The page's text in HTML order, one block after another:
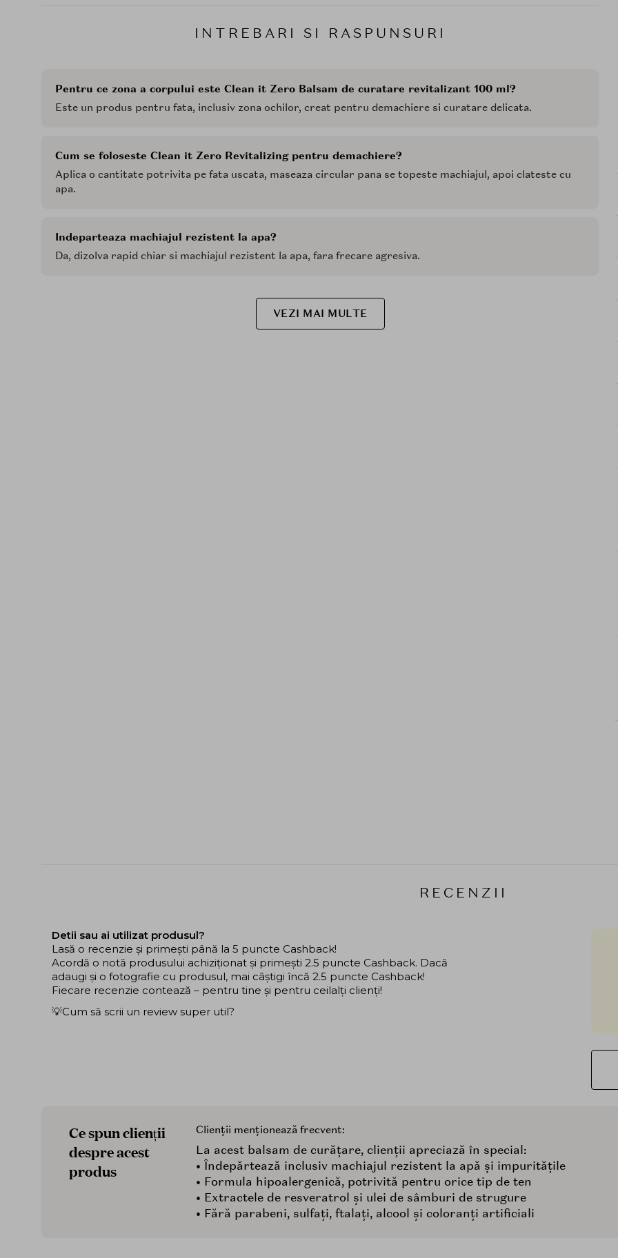
INTREBARI SI RASPUNSURI
Pentru ce zona a corpului este Clean it Zero Balsam de curatare revitalizant 100 ml?
Este un produs pentru fata, inclusiv zona ochilor, creat pentru demachiere si curatare delicata.
Cum se foloseste Clean it Zero Revitalizing pentru demachiere?
Aplica o cantitate potrivita pe fata uscata, maseaza circular pana se topeste machiajul, apoi clateste cu
apa.
Indeparteaza machiajul rezistent la apa?
Da, dizolva rapid chiar si machiajul rezistent la apa, fara frecare agresiva.
VEZI MAI MULTE
RECENZII
Detii sau ai utilizat produsul?
Lasă o recenzie și primești până la 5 puncte Cashback!
Acordă o notă produsului achiziționat și primești 2.5 puncte Cashback. Dacă
adaugi și o fotografie cu produsul, mai câștigi încă 2.5 puncte Cashback!
Fiecare recenzie contează – pentru tine și pentru ceilalți clienți!
💡Cum să scrii un review super util?
Ce spun clienții
despre acest
produs
Clienții menționează frecvent:
La acest balsam de curățare, clienții apreciază în special:
• Îndepărtează inclusiv machiajul rezistent la apă și impuritățile
• Formula hipoalergenică, potrivită pentru orice tip de ten
• Extractele de resveratrol și ulei de sâmburi de strugure
• Fără parabeni, sulfați, ftalați, alcool și coloranți artificiali